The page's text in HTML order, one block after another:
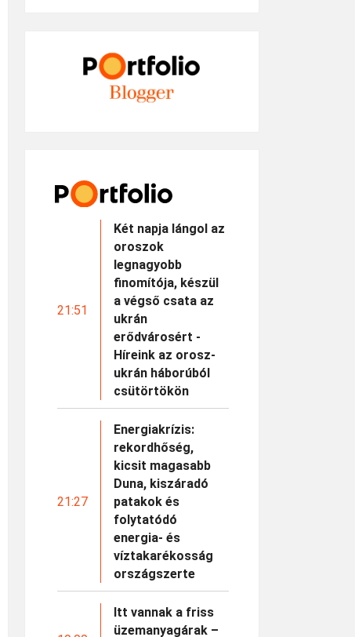
21:51
Két napja lángol az
oroszok
legnagyobb
finomítója, készül
a végső csata az
ukrán
erődvárosért -
Híreink az orosz-
ukrán háborúból
csütörtökön
21:27
Energiakrízis:
rekordhőség,
kicsit magasabb
Duna, kiszáradó
patakok és
folytatódó
energia- és
víztakarékosság
országszerte
Itt vannak a friss
üzemanyagárak –